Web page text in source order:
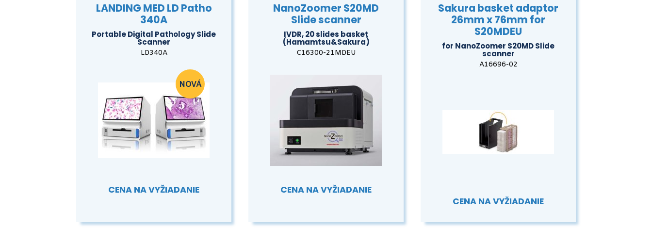
LANDING MED LD Patho
340A
Portable Digital Pathology Slide
Scanner
LD340A
CENA NA VYŽIADANIE
NanoZoomer S20MD
Slide scanner
IVDR, 20 slides basket
(Hamamtsu&Sakura)
C16300-21MDEU
CENA NA VYŽIADANIE
Sakura basket adaptor
26mm x 76mm for
S20MDEU
for NanoZoomer S20MD Slide
scanner
A16696-02
CENA NA VYŽIADANIE